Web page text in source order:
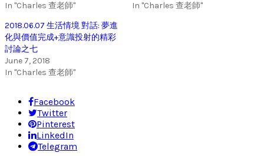
In "Charles 查老師"
In "Charles 查老師"
2018.06.07 生活情境 對話: 夢進
化與價值完成+意識投射的精彩
討論之七
June 7, 2018
In "Charles 查老師"
Facebook
Twitter
Pinterest
LinkedIn
Telegram